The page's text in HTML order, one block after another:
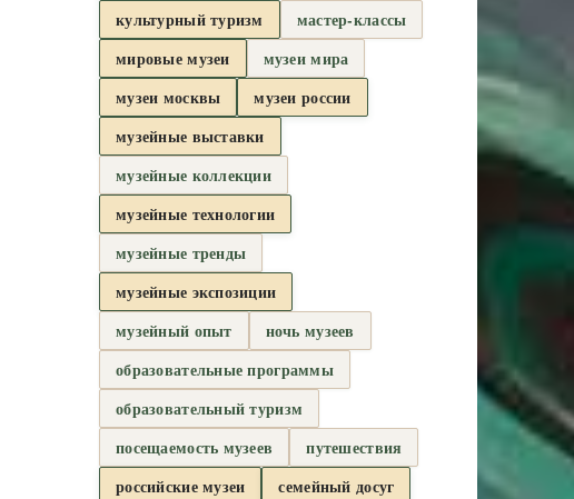
культурный туризм
мастер-классы
мировые музеи
музеи мира
музеи москвы
музеи россии
музейные выставки
музейные коллекции
музейные технологии
музейные тренды
музейные экспозиции
музейный опыт
ночь музеев
образовательные программы
образовательный туризм
посещаемость музеев
путешествия
российские музеи
семейный досуг